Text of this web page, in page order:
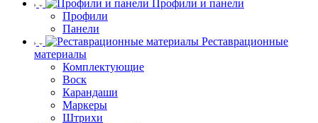
Профили и панели
Профили
Панели
Реставрационные
материалы
Комплектующие
Воск
Карандаши
Маркеры
Штрихи